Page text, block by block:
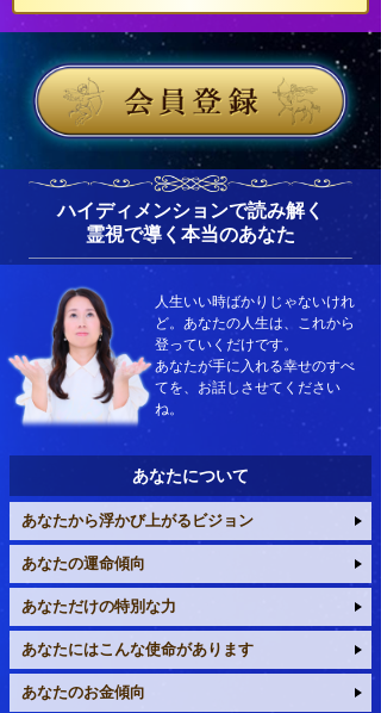
ハイディメンションで読み解く
霊視で導く本当のあなた
人生いい時ばかりじゃないけれ
ど。あなたの人生は、これから
登っていくだけです。
あなたが手に入れる幸せのすべ
てを、お話しさせてください
ね。
あなたについて
あなたから浮かび上がるビジョン
あなたの運命傾向
あなただけの特別な力
あなたにはこんな使命があります
あなたのお金傾向